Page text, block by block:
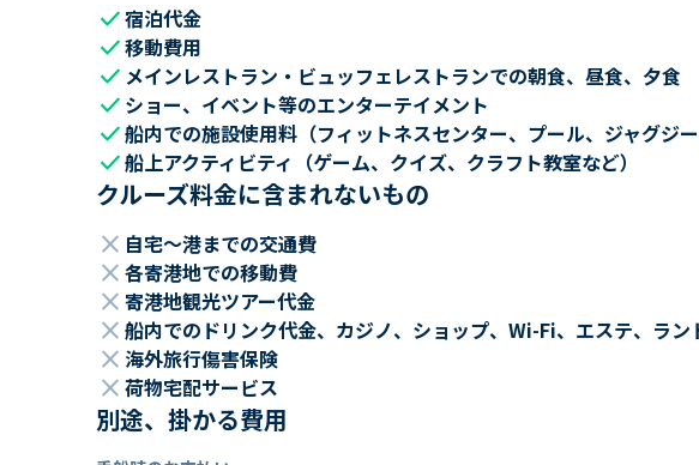
check宿泊代金
check移動費用
check メインレストラン・ビュッフェレストランでの朝食、昼食、夕食
check ショー、イベント等のエンターテイメント
check船内での施設使用料（フィットネスセンター、プール、ジャグジ
check船上アクティビティ（ゲーム、クイズ、クラフト教室など）
クルーズ料金に含まれないもの
close 自宅～港までの交通費
close 各寄港地での移動費
close 寄港地観光ツアー代金
close 船内でのドリンク代金、カジノ、ショップ、Wi-Fi、エステ、ラ
close 海外旅行傷害保険
close 荷物宅配サービス
別途、掛かる費用